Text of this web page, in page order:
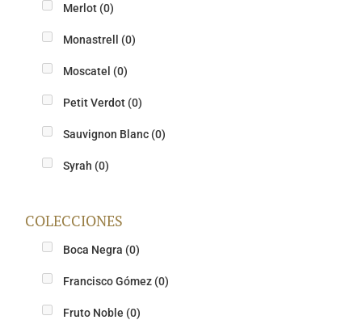
Merlot (0)
Monastrell (0)
Moscatel (0)
Petit Verdot (0)
Sauvignon Blanc (0)
Syrah (0)
COLECCIONES
Boca Negra (0)
Francisco Gómez (0)
Fruto Noble (0)